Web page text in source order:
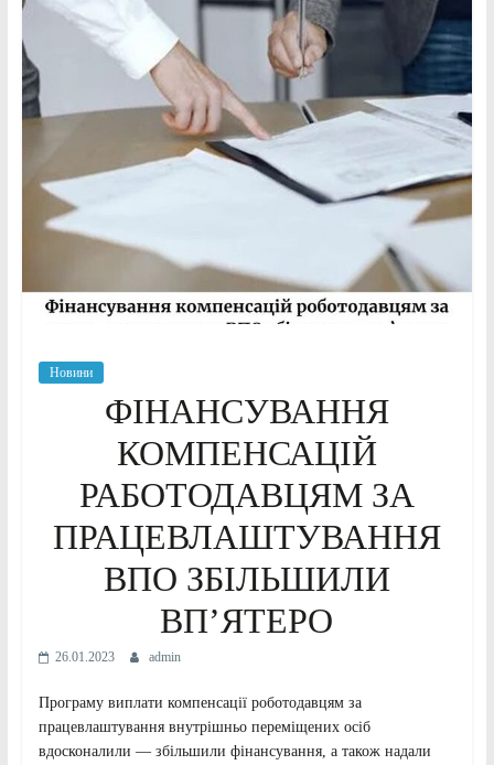
Новини
ФІНАНСУВАННЯ
КОМПЕНСАЦІЙ
РАБОТОДАВЦЯМ ЗА
ПРАЦЕВЛАШТУВАННЯ
ВПО ЗБІЛЬШИЛИ
ВП’ЯТЕРО
26.01.2023 admin
Програму виплати компенсації роботодавцям за
працевлаштування внутрішньо переміщених осіб
вдосконалили — збільшили фінансування, а також надали